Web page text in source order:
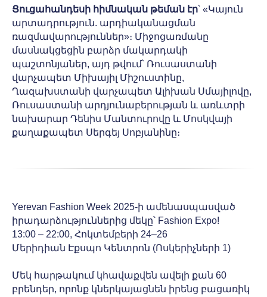
Ցուցահանդեսի հիմնական թեման էր՝ «Կայուն
արտադրություն. արդիականացման
ռազմավարություններ»։ Միջոցառմանը
մասնակցեցին բարձր մակարդակի
պաշտոնյաներ, այդ թվում՝ Ռուսաստանի
վարչապետ Միխայիլ Միշուստինը,
Ղազախստանի վարչապետ Ալիխան Սմայիլովը,
Ռուսաստանի արդյունաբերության և առևտրի
նախարար Դենիս Մանտուրովը և Մոսկվայի
քաղաքապետ Սերգեյ Սոբյանինը։
Yerevan Fashion Week 2025-ի ամենասպասված
իրադարձություններից մեկը՝ Fashion Expo!
13:00 – 22:00, Հոկտեմբերի 24–26
Մերիդիան Էքսպո Կենտրոն (Ոսկերիչների 1)
Մեկ հարթակում կհավաքվեն ավելի քան 60
բրենդեր, որոնք կներկայացնեն իրենց բացառիկ